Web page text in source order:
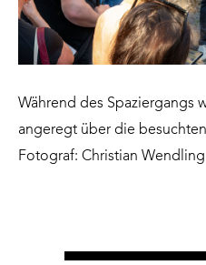
Während des Spaziergangs
angeregt über die
Fotograf: Christian Wendling